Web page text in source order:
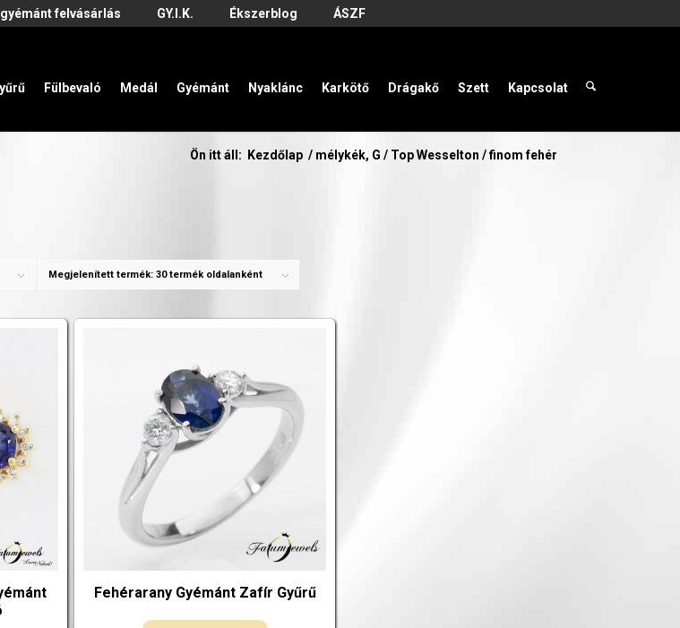
felvásárlás GY.I.K. Ékszerblog ÁSZF
Fülbevaló Medál Gyémánt Nyaklánc Karkötő Drágakő Szett Kapcsolat
Ön itt áll: Kezdőlap / mélykék, G / Top Wesselton / finom fehér
Megjelenített termék: 30 termék oldalanként
Fehérarany Gyémánt Zafír Gyűrű